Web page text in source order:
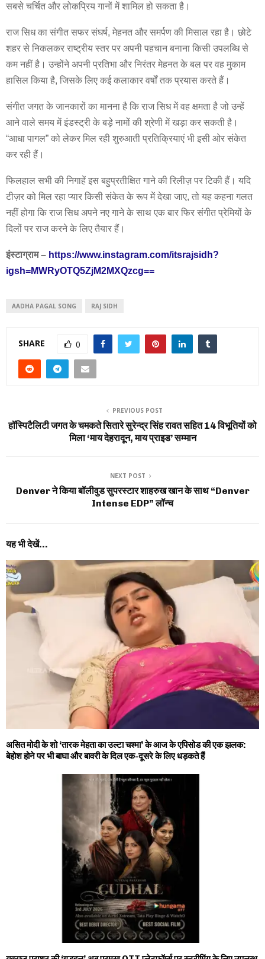
सबसे चर्चित और लोकप्रिय गानों में शामिल हो सकता है।
राज सिध का संगीत सफर संघर्ष, मेहनत और समर्पण की मिसाल रहा है। छोटे
शहर से निकलकर राष्ट्रीय स्तर पर अपनी पहचान बनाना किसी उपलब्धि से
कम नहीं है। उन्होंने अपनी प्रतिभा और निरंतर मेहनत के बल पर वह मुकाम
हासिल किया है, जिसके लिए कई कलाकार वर्षों तक प्रयास करते हैं।
संगीत जगत के जानकारों का मानना है कि राज सिध में वह क्षमता है जो उन्हें
आने वाले समय में इंडस्ट्री के बड़े नामों की श्रेणी में खड़ा कर सकती है।
“आधा पागल” को लेकर मिल रही शुरुआती प्रतिक्रियाएं भी इसी ओर संकेत
कर रही हैं।
फिलहाल सभी की निगाहें इस बहुप्रतीक्षित गाने की रिलीज़ पर टिकी हैं। यदि
टीज़र को मिल रहा प्यार किसी संकेत के रूप में देखा जाए, तो यह कहना गलत
नहीं होगा कि राज सिध अपने नए गाने के साथ एक बार फिर संगीत प्रेमियों के
दिलों पर राज करने के लिए तैयार हैं।
इंस्टाग्राम – https://www.instagram.com/itsrajsidh?
igsh=MWRyOTQ5ZjM2MXQzcg==
AADHA PAGAL SONG RAJ SIDH
SHARE 0
PREVIOUS POST
हॉस्पिटैलिटी जगत के चमकते सितारे सुरेन्द्र सिंह रावत सहित 14 विभूतियों को
मिला ‘माय देहरादून, माय प्राइड’ सम्मान
NEXT POST
Denver ने किया बॉलीवुड सुपरस्टार शाहरुख खान के साथ “Denver
Intense EDP” लॉन्च
यह भी देखें...
असित मोदी के शो ‘तारक मेहता का उल्टा चश्मा’ के आज के एपिसोड की एक झलक:
बेहोश होने पर भी बाघा और बावरी के दिल एक-दूसरे के लिए धड़कते हैं